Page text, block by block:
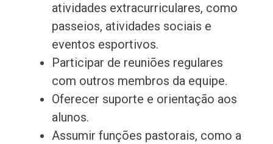
atividades extracurriculares, como
passeios, atividades sociais e
eventos esportivos.
Participar de reuniões regulares
com outros membros da equipe.
Oferecer suporte e orientação aos
alunos.
Assumir funções pastorais, como a